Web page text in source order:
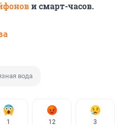
и смарт-часов.
вода
1 12 3